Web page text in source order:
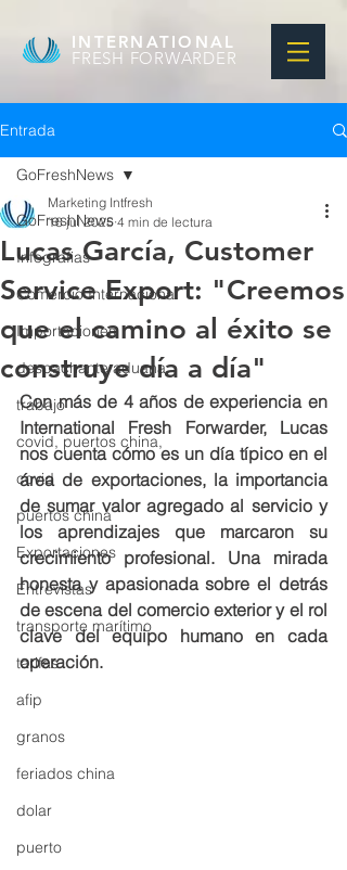
INTERNATIONAL
FRESH FORWARDER
Entrada
GoFreshNews
Infografias
Comercio Internacional
Importaciones
despachante aduana
trabajo
covid, puertos china,
covid
puertos china
Exportaciones
Entrevistas
transporte marítimo
tarifas
afip
granos
feriados china
dolar
puerto
GoFreshNews
Lucas Garcí­a, Customer
Service Export: "Creemos
que el camino al éxito se
construye día a día"
Marketing Intfresh
16 jul 2025 4 min de lectura
Con más de 4 años de experiencia en
International Fresh Forwarder, Lucas
nos cuenta cómo es un día típico en el
área de exportaciones, la importancia
de sumar valor agregado al servicio y
los aprendizajes que marcaron su
crecimiento profesional. Una mirada
honesta y apasionada sobre el detrás
de escena del comercio exterior y el rol
clave del equipo humano en cada
operación.